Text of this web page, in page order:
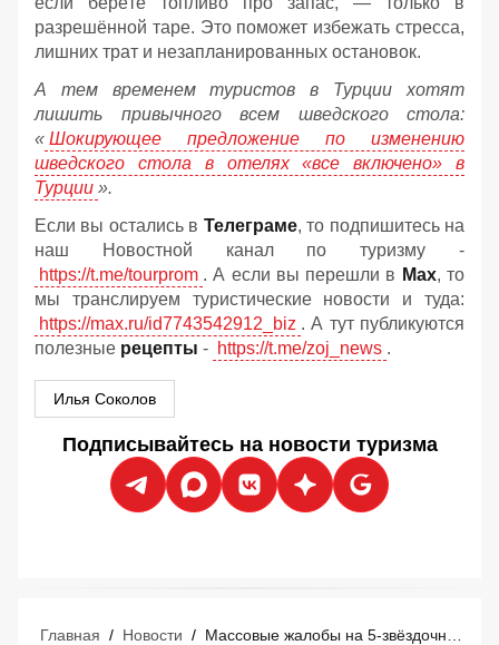
разрешённой таре. Это поможет избежать стресса,
лишних трат и незапланированных остановок.
А тем временем туристов в Турции хотят
лишить привычного всем шведского стола:
« Шокирующее предложение по изменению
шведского стола в отелях «все включено» в
Турции ».
Если вы остались в Телеграме, то подпишитесь на
наш Новостной канал по туризму -
https://t.me/tourprom . А если вы перешли в Мах, то
мы транслируем туристические новости и туда:
https://max.ru/id7743542912_biz . А тут публикуются
полезные рецепты - https://t.me/zoj_news .
Илья Соколов
Подписывайтесь на новости туризма
Главная / Новости /